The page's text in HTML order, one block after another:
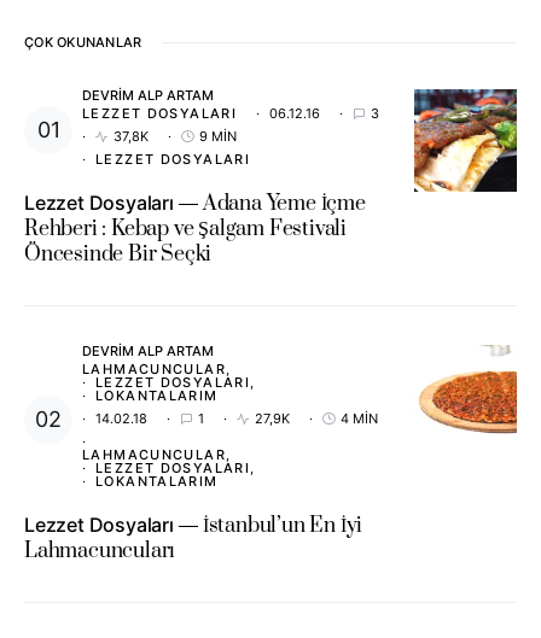
ÇOK OKUNANLAR
DEVRIM ALP ARTAM
LEZZET DOSYALARI
06.12.16
3
37,8K
9 MIN
LEZZET DOSYALARI
Lezzet Dosyaları
Adana Yeme İçme
Rehberi : Kebap ve Şalgam Festivali
Öncesinde Bir Seçki
DEVRIM ALP ARTAM
LAHMACUNCULAR
LEZZET DOSYALARI
LOKANTALARIM
14.02.18
1 27,9K 4 MIN
LAHMACUNCULAR
LEZZET DOSYALARI
LOKANTALARIM
Lezzet Dosyaları
İstanbul’un En İyi
Lahmacuncuları